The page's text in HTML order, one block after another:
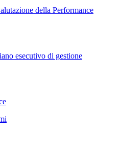
della Performance
esecutivo di gestione